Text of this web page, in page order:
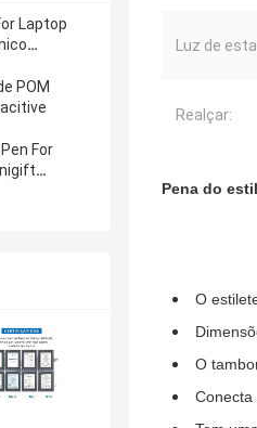
Laptop
POM
For
Luz de
Realçar:
Pena do
O
O
Conecta